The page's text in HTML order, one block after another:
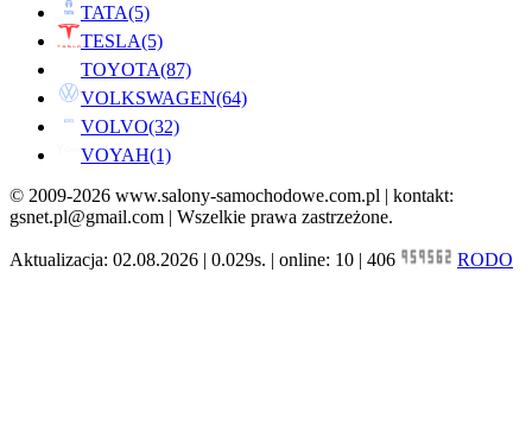
TATA(5)
TESLA(5)
TOYOTA(87)
VOLKSWAGEN(64)
VOLVO(32)
VOYAH(1)
© 2009-2026 www.salony-samochodowe.com.pl | kontakt:
gsnet.pl@gmail.com | Wszelkie prawa zastrzeżone.
Aktualizacja: 02.08.2026 | 0.029s. | online: 10 | 406 RODO